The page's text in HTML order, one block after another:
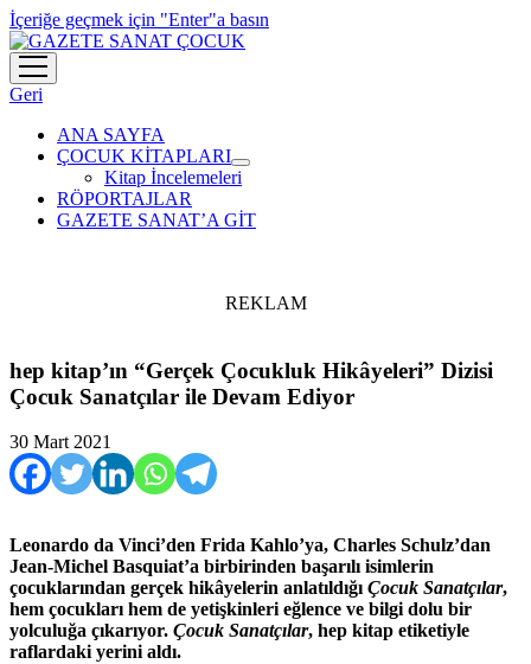
İçeriğe geçmek için "Enter"a basın
menüyü
aç
Geri
ANA SAYFA
ÇOCUK KİTAPLARI
menüyü
aç
Kitap İncelemeleri
RÖPORTAJLAR
GAZETE SANAT’A GİT
REKLAM
hep kitap’ın “Gerçek Çocukluk Hikâyeleri” Dizisi
Çocuk Sanatçılar ile Devam Ediyor
30 Mart 2021
Leonardo da Vinci’den Frida Kahlo’ya, Charles Schulz’dan
Jean-Michel Basquiat’a birbirinden başarılı isimlerin
çocuklarından gerçek hikâyelerin anlatıldığıÇocuk Sanatçılar,
hem çocukları hem de yetişkinleri eğlence ve bilgi dolu bir
yolculuğa çıkarıyor. Çocuk Sanatçılar, hep kitap etiketiyle
raflardaki yerini aldı.